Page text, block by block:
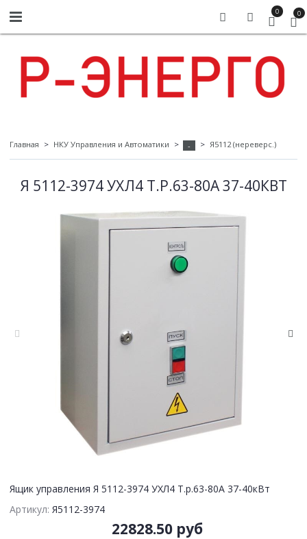
0 0
Главная НКУ Управления и Автоматики - Я5112 (нереверс.)
Я 5112-3974 УХЛ4 Т.Р.63-80А 37-40КВТ
Ящик управления Я 5112-3974 УХЛ4 Т.р.63-80А 37-40кВт
Артикул: Я5112-3974
22828.50 руб